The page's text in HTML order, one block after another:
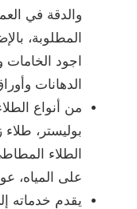
والدقة في
المطلوبة،
اجود الخامات
الدهانات
من أنواع
بوليستر، طلاء
الطلاء
على المياه،
يقدم خدماته